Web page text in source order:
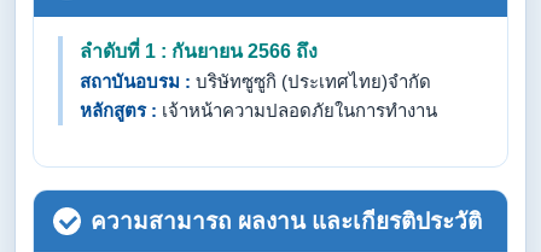
ลำดับที่ 1 : กันยายน 2566 ถึง
สถาบันอบรม : บริษัทซูซูกิ (ประเทศไทย)จำกัด
หลักสูตร : เจ้าหน้าความปลอดภัยในการทำงาน
ความสามารถ ผลงาน และเกียรติประวัติ